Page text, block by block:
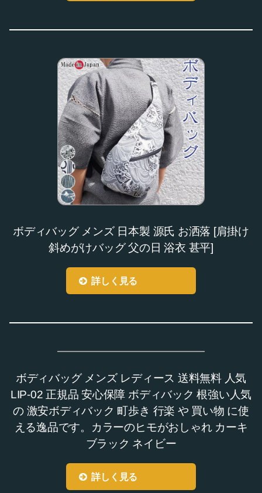
ボディバッグ メンズ 日本製 源氏 お洒落 [肩掛け
斜めがけバッグ 父の日 浴衣 甚平]
詳しく見る
ボディバッグ メンズ レディース 送料無料 人気
LIP-02 正規品 安心保障 ボディバック 根強い人気
の 激安ボディバック 町歩き 行楽 や 買い物 に使
える逸品です。カラーのヒモがおしゃれ カーキ
ブラック ネイビー
詳しく見る